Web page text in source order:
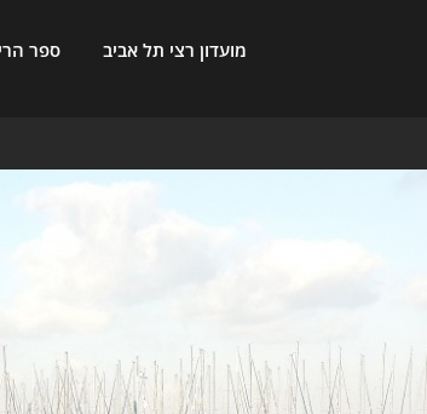
מועדון רצי תל אביב ספר